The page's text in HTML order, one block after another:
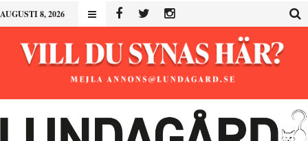
AUGUSTI 8, 2026